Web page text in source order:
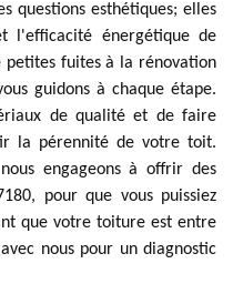
questions esthétiques; elles
l'efficacité énergétique de
fuites à la rénovation
guidons à chaque étape.
de qualité et de faire
la pérennité de votre toit.
engageons à offrir des
pour que vous puissiez
que votre toiture est entre
nous pour un diagnostic